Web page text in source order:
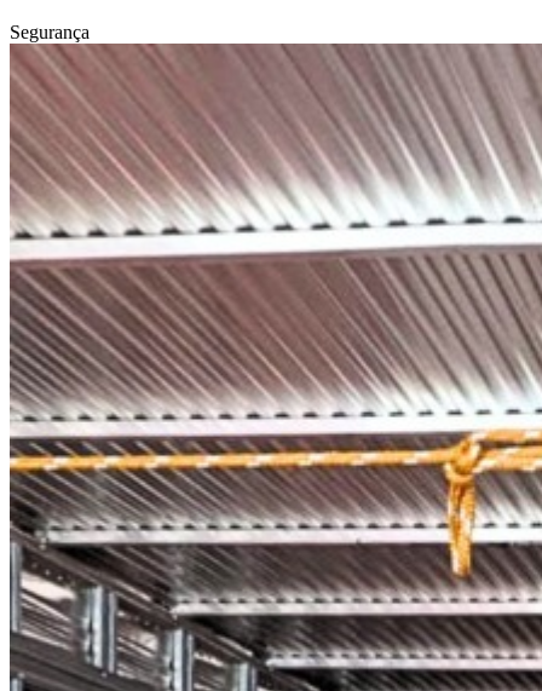
Segurança